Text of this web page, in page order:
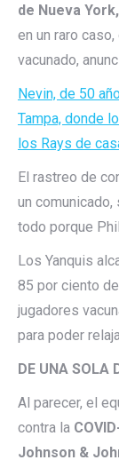
de Nueva
en un raro
vacunado,
Nevin, de 50
Tampa, donde
los Rays de
El rastreo de
un
todo porque
Los Yanquis
85 por ciento
jugadores
para poder
DE UNA SOLA
Al parecer, el
contra la
Johnson &